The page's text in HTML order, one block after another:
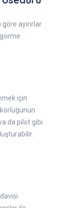
ayırırlar.
için
körlüğünün
da pilot gibi